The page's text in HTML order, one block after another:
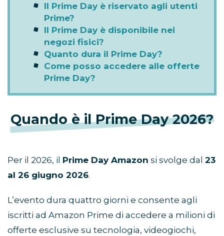
Il Prime Day è riservato agli utenti
Prime?
Il Prime Day è disponibile nei
negozi fisici?
Quanto dura il Prime Day?
Come posso accedere alle offerte
Prime Day?
Quando è il Prime Day 2026?
Per il 2026, il Prime Day Amazon si svolge dal 23
al 26 giugno 2026.
L’evento dura quattro giorni e consente agli
iscritti ad Amazon Prime di accedere a milioni di
offerte esclusive su tecnologia, videogiochi,